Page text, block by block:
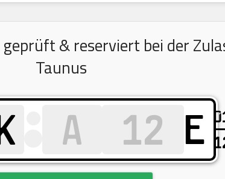
& reserviert bei der
Taunus
E